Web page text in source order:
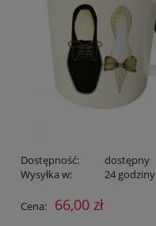
Dostępność:
dostępny
Wysyłka w:
24 godziny
Cena: 66,00 zł